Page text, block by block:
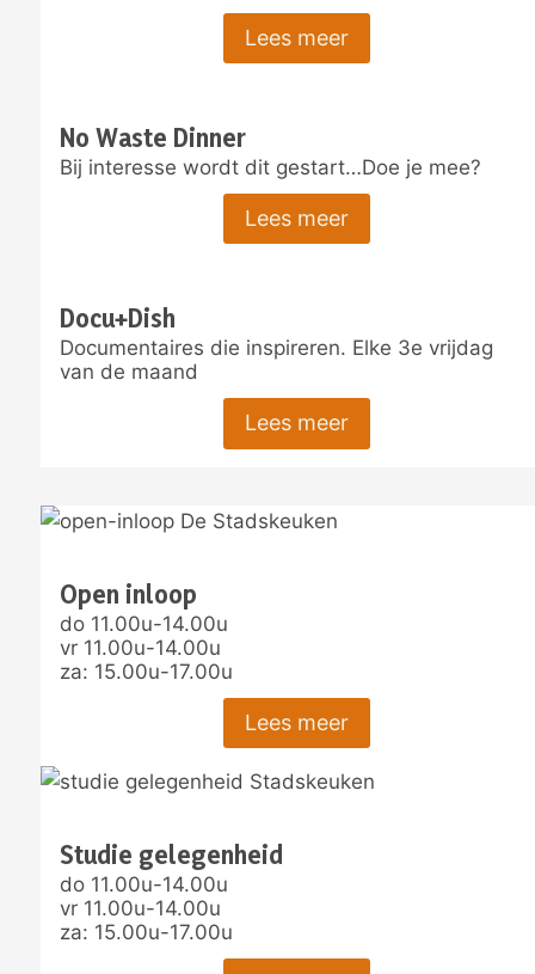
Lees meer
No Waste Dinner
Bij interesse wordt dit gestart…Doe je mee?
Lees meer
Docu+Dish
Documentaires die inspireren. Elke 3e vrijdag
van de maand
Lees meer
Open inloop
do 11.00u-14.00u
vr 11.00u-14.00u
za: 15.00u-17.00u
Lees meer
Studie gelegenheid
do 11.00u-14.00u
vr 11.00u-14.00u
za: 15.00u-17.00u